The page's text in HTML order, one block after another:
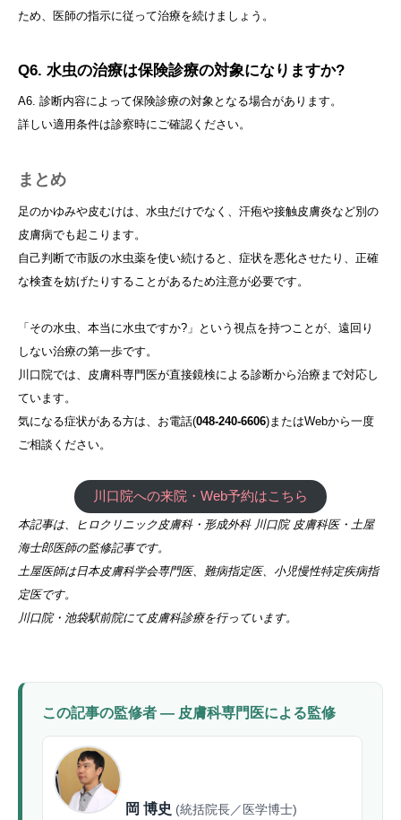
ため、医師の指示に従って治療を続けましょう。
Q6. 水虫の治療は保険診療の対象になりますか?
A6. 診断内容によって保険診療の対象となる場合があります。
詳しい適用条件は診察時にご確認ください。
まとめ
足のかゆみや皮むけは、水虫だけでなく、汗疱や接触皮膚炎など別の
皮膚病でも起こります。
自己判断で市販の水虫薬を使い続けると、症状を悪化させたり、正確
な検査を妨げたりすることがあるため注意が必要です。
「その水虫、本当に水虫ですか?」という視点を持つことが、遠回り
しない治療の第一歩です。
川口院では、皮膚科専門医が直接鏡検による診断から治療まで対応し
ています。
気になる症状がある方は、お電話(048-240-6606)またはWebから一度
ご相談ください。
川口院への来院・Web予約はこちら
本記事は、ヒロクリニック皮膚科・形成外科 川口院 皮膚科医・土屋
海士郎医師の監修記事です。
土屋医師は日本皮膚科学会専門医、難病指定医、小児慢性特定疾病指
定医です。
川口院・池袋駅前院にて皮膚科診療を行っています。
この記事の監修者 — 皮膚科専門医による監修
岡 博史 (統括院長／医学博士)